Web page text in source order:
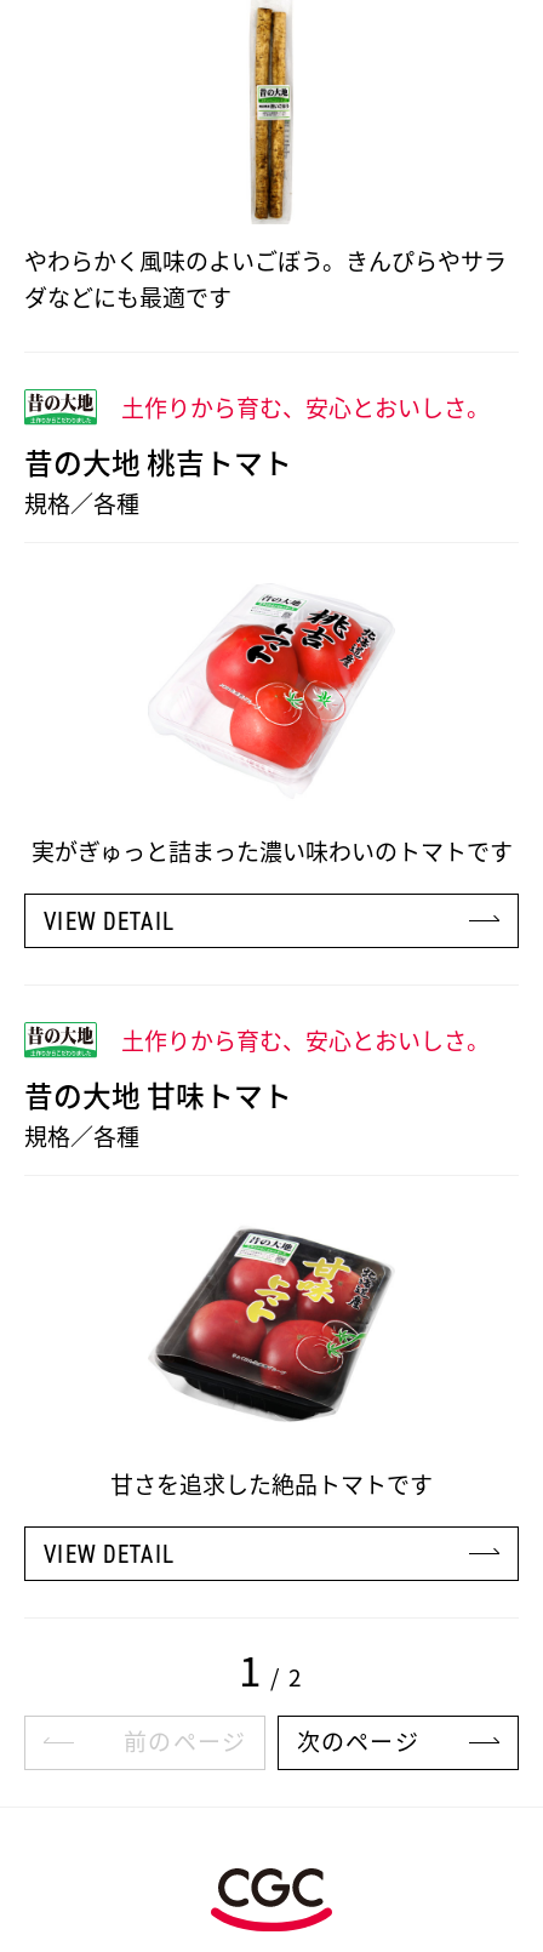
やわらかく風味のよいごぼう。きんぴらやサラ
ダなどにも最適です
土作りから育む、安心とおいしさ。
昔の大地 桃吉トマト
規格／各種
実がぎゅっと詰まった濃い味わいのトマトです
VIEW DETAIL
土作りから育む、安心とおいしさ。
昔の大地 甘味トマト
規格／各種
甘さを追求した絶品トマトです
VIEW DETAIL
前のページ
1 / 2
次のページ